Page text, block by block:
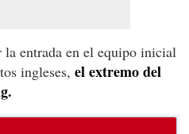
entrada en el equipo inicial
ingleses, el extremo del